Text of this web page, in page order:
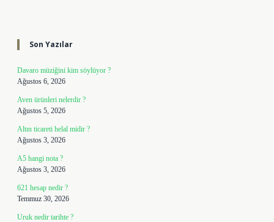
Son Yazılar
Davaro müziğini kim söylüyor ?
Ağustos 6, 2026
Aven ürünleri nelerdir ?
Ağustos 5, 2026
Altın ticareti helal midir ?
Ağustos 3, 2026
A5 hangi nota ?
Ağustos 3, 2026
621 hesap nedir ?
Temmuz 30, 2026
Uruk nedir tarihte ?